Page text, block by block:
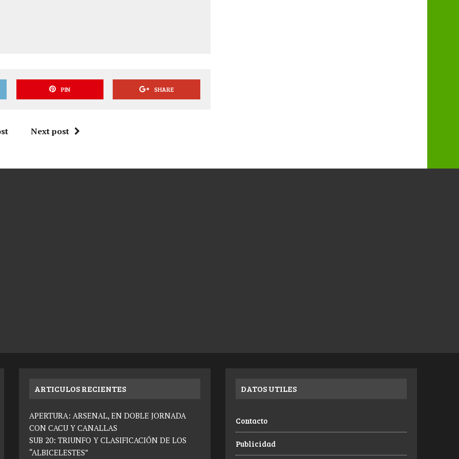
PIN SHARE
Next post
ARTICULOS RECIENTES
APERTURA: ARSENAL, EN DOBLE JORNADA
CON CACU Y CANALLAS
SUB 20: TRIUNFO Y CLASIFICACIÓN DE LOS
“ALBICELESTES”
DATOS UTILES
Contacto
Publicidad